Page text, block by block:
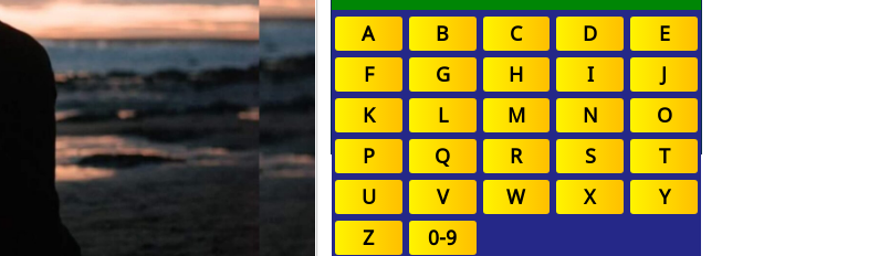
A B C D
E
F
G H I
J
K
L M N
O
P
Q R S
T
U
V W X
Y
Z
0-9